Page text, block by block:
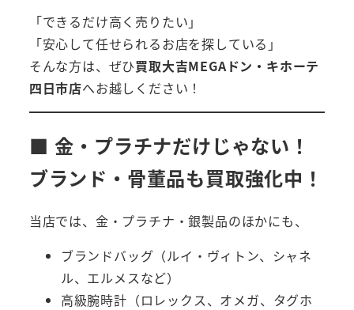
「できるだけ高く売りたい」
「安心して任せられるお店を探している」
そんな方は、ぜひ買取大吉MEGAドン・キホーテ
四日市店へお越しください！
■ 金・プラチナだけじゃない！
ブランド・骨董品も買取強化中！
当店では、金・プラチナ・銀製品のほかにも、
ブランドバッグ（ルイ・ヴィトン、シャネ
ル、エルメスなど）
高級腕時計（ロレックス、オメガ、タグホ